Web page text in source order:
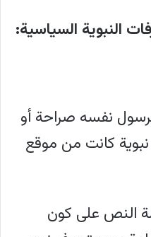
النبوية السياسية:
نفسه صراحة أو
كانت من موقع
النص على كون